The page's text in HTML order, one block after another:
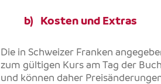
b) Kosten und Extras
Die in Schweizer Franken
zum gültigen Kurs am Tag der
und können daher